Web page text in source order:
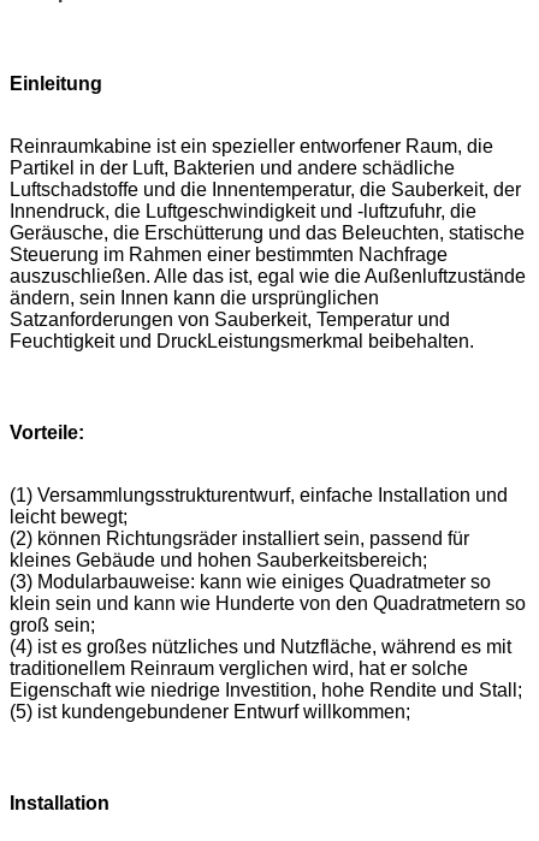
Einleitung
Reinraumkabine ist ein spezieller entworfener Raum, die
Partikel in der Luft, Bakterien und andere schädliche
Luftschadstoffe und die Innentemperatur, die Sauberkeit, der
Innendruck, die Luftgeschwindigkeit und -luftzufuhr, die
Geräusche, die Erschütterung und das Beleuchten, statische
Steuerung im Rahmen einer bestimmten Nachfrage
auszuschließen. Alle das ist, egal wie die Außenluftzustände
ändern, sein Innen kann die ursprünglichen
Satzanforderungen von Sauberkeit, Temperatur und
Feuchtigkeit und DruckLeistungsmerkmal beibehalten.
Vorteile:
(1) Versammlungsstrukturentwurf, einfache Installation und
leicht bewegt;
(2) können Richtungsräder installiert sein, passend für
kleines Gebäude und hohen Sauberkeitsbereich;
(3) Modularbauweise: kann wie einiges Quadratmeter so
klein sein und kann wie Hunderte von den Quadratmetern so
groß sein;
(4) ist es großes nützliches und Nutzfläche, während es mit
traditionellem Reinraum verglichen wird, hat er solche
Eigenschaft wie niedrige Investition, hohe Rendite und Stall;
(5) ist kundengebundener Entwurf willkommen;
Installation